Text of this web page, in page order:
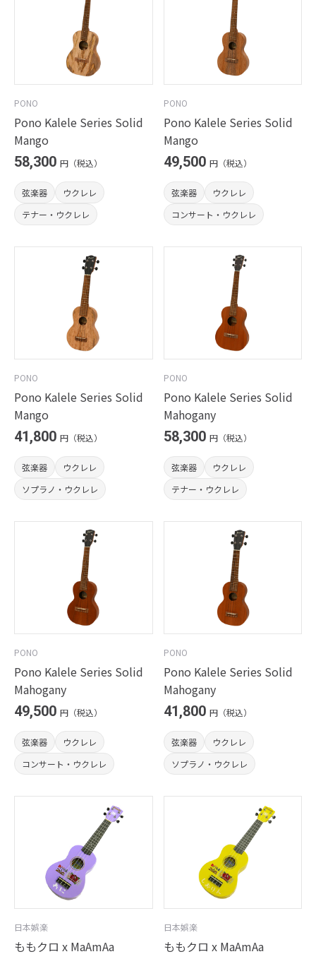
PONO
Pono Kalele Series Solid
Mango
58,300 円（税込）
弦楽器
ウクレレ
テナー・ウクレレ
PONO
Pono Kalele Series Solid
Mango
49,500 円（税込）
弦楽器
ウクレレ
コンサート・ウクレレ
PONO
Pono Kalele Series Solid
Mango
41,800 円（税込）
弦楽器
ウクレレ
ソプラノ・ウクレレ
PONO
Pono Kalele Series Solid
Mahogany
58,300 円（税込）
弦楽器
ウクレレ
テナー・ウクレレ
PONO
Pono Kalele Series Solid
Mahogany
49,500 円（税込）
弦楽器
ウクレレ
コンサート・ウクレレ
PONO
Pono Kalele Series Solid
Mahogany
41,800 円（税込）
弦楽器
ウクレレ
ソプラノ・ウクレレ
日本娯楽
ももクロ x MaAmAa
日本娯楽
ももクロ x MaAmAa